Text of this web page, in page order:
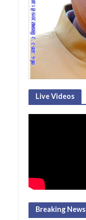
Live Videos
Breaking News